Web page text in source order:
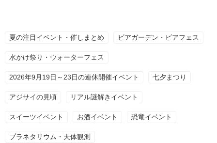
夏の注目イベント・催しまとめ ビアガーデン・ビアフェス
水かけ祭り・ウォーターフェス
2026年9月19日～23日の連休開催イベント 七夕まつり
アジサイの見頃 リアル謎解きイベント
スイーツイベント お酒イベント 恐竜イベント
プラネタリウム・天体観測